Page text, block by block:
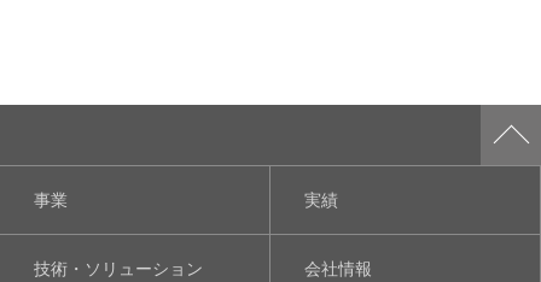
事業 実績
技術・ソリューション 会社情報